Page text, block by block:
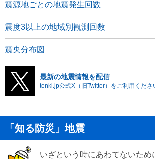
震源地ごとの地震発生回数
震度3以上の地域別観測回数
震央分布図
最新の地震情報を配信
tenki.jp公式X（旧Twitter）をご利用くださ
「知る防災」地震
いざという時にあわてないため